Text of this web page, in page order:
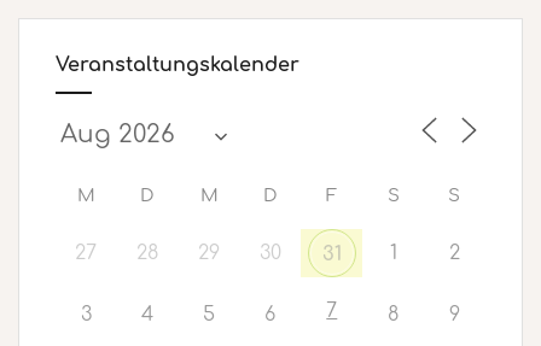
Veranstaltungskalender
M D M D F S S
27 28 29 30 31 1 2
3 4 5 6 7 8 9